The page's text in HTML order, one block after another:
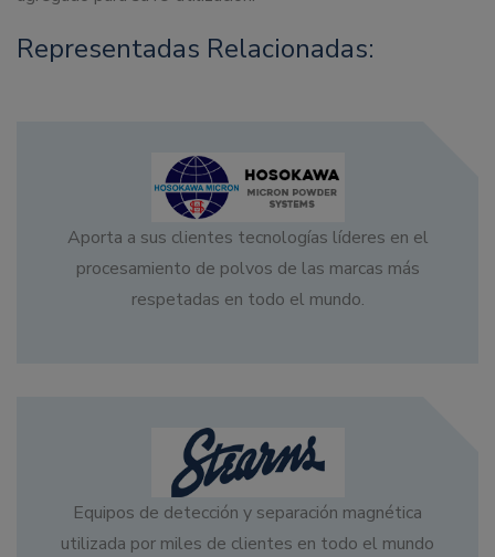
Representadas Relacionadas:
Aporta a sus clientes tecnologías líderes en el
procesamiento de polvos de las marcas más
respetadas en todo el mundo.
Equipos de detección y separación magnética
utilizada por miles de clientes en todo el mundo